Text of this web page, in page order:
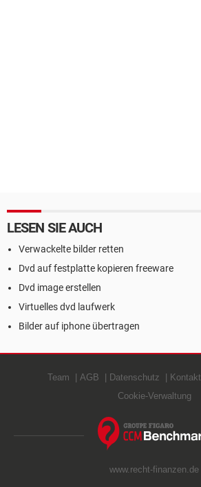
LESEN SIE AUCH
Verwackelte bilder retten
Dvd auf festplatte kopieren freeware
Dvd image erstellen
Virtuelles dvd laufwerk
Bilder auf iphone übertragen
Team AGB Datenschutz Kontakt
Cookie-Verwaltung
www.recht-finanzen.de